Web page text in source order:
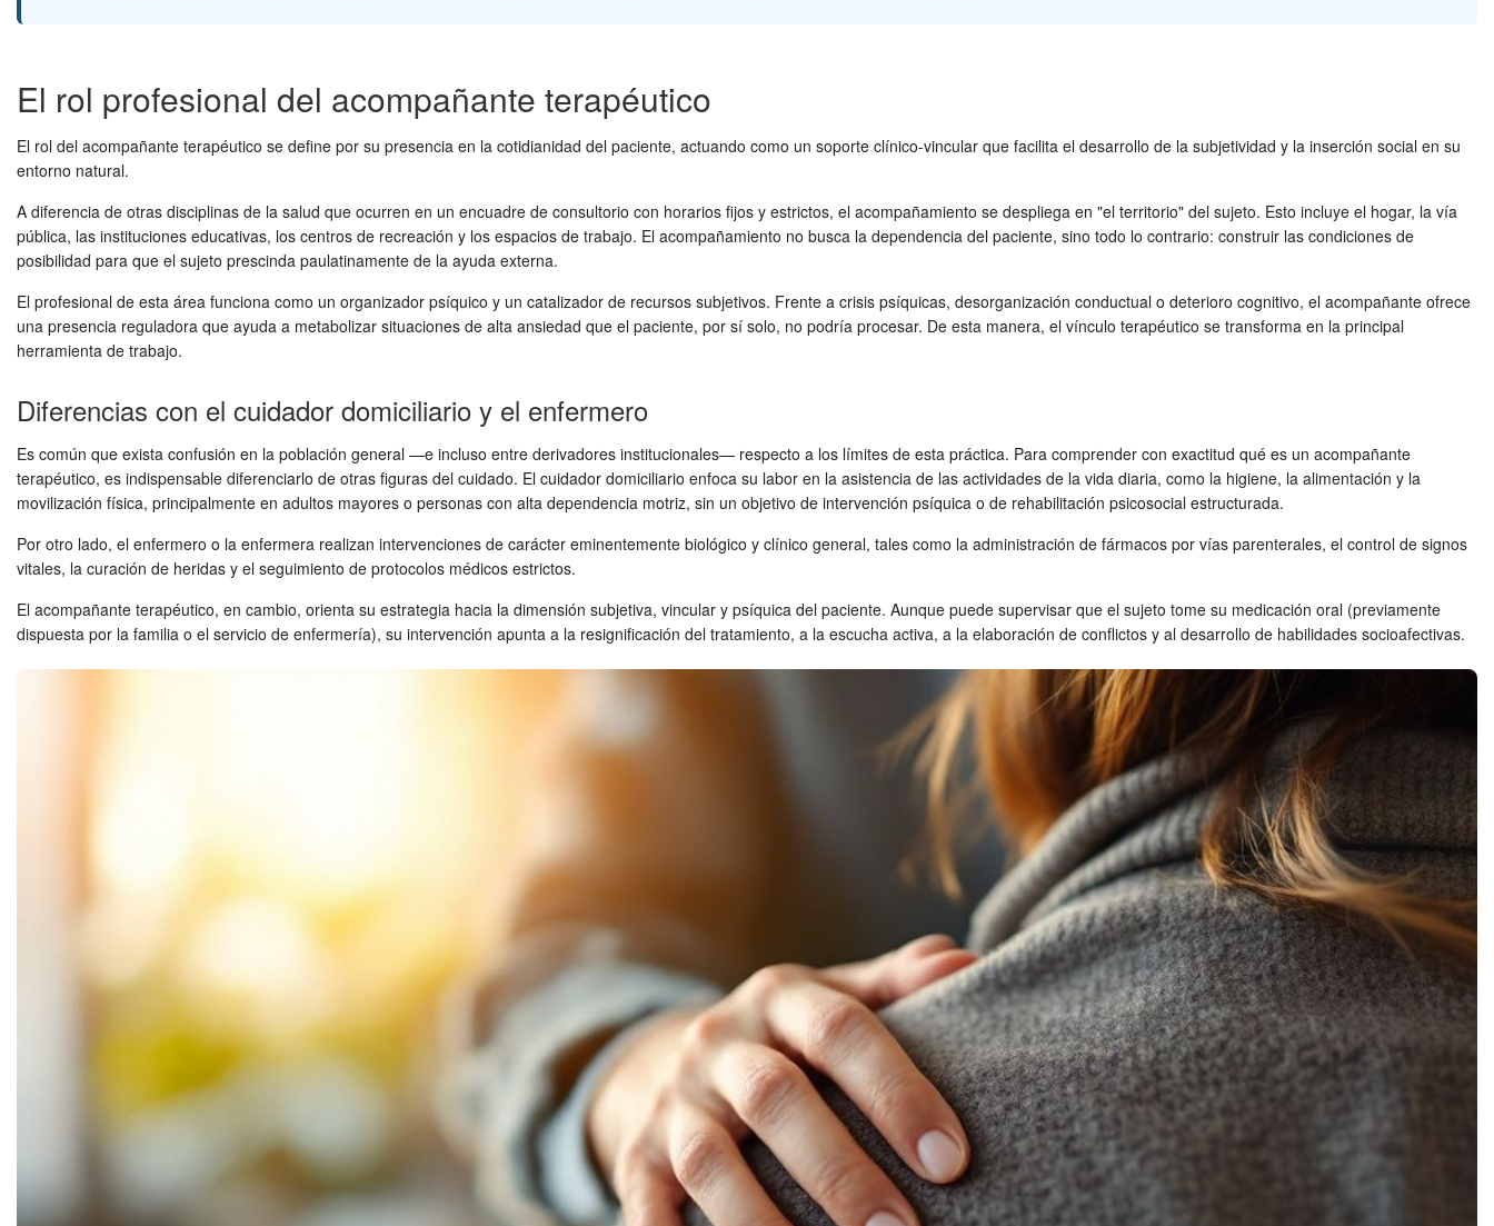
El rol profesional del acompañante terapéutico
El rol del acompañante terapéutico se define por su presencia en la cotidianidad del paciente, actuando como un soporte clínico-vincular que facilita el desarrollo de la subjetividad y la inserción social en su
entorno natural.
A diferencia de otras disciplinas de la salud que ocurren en un encuadre de consultorio con horarios fijos y estrictos, el acompañamiento se despliega en "el territorio" del sujeto. Esto incluye el hogar, la vía
pública, las instituciones educativas, los centros de recreación y los espacios de trabajo. El acompañamiento no busca la dependencia del paciente, sino todo lo contrario: construir las condiciones de
posibilidad para que el sujeto prescinda paulatinamente de la ayuda externa.
El profesional de esta área funciona como un organizador psíquico y un catalizador de recursos subjetivos. Frente a crisis psíquicas, desorganización conductual o deterioro cognitivo, el acompañante ofrece
una presencia reguladora que ayuda a metabolizar situaciones de alta ansiedad que el paciente, por sí solo, no podría procesar. De esta manera, el vínculo terapéutico se transforma en la principal
herramienta de trabajo.
Diferencias con el cuidador domiciliario y el enfermero
Es común que exista confusión en la población general —e incluso entre derivadores institucionales— respecto a los límites de esta práctica. Para comprender con exactitud qué es un acompañante
terapéutico, es indispensable diferenciarlo de otras figuras del cuidado. El cuidador domiciliario enfoca su labor en la asistencia de las actividades de la vida diaria, como la higiene, la alimentación y la
movilización física, principalmente en adultos mayores o personas con alta dependencia motriz, sin un objetivo de intervención psíquica o de rehabilitación psicosocial estructurada.
Por otro lado, el enfermero o la enfermera realizan intervenciones de carácter eminentemente biológico y clínico general, tales como la administración de fármacos por vías parenterales, el control de signos
vitales, la curación de heridas y el seguimiento de protocolos médicos estrictos.
El acompañante terapéutico, en cambio, orienta su estrategia hacia la dimensión subjetiva, vincular y psíquica del paciente. Aunque puede supervisar que el sujeto tome su medicación oral (previamente
dispuesta por la familia o el servicio de enfermería), su intervención apunta a la resignificación del tratamiento, a la escucha activa, a la elaboración de conflictos y al desarrollo de habilidades socioafectivas.